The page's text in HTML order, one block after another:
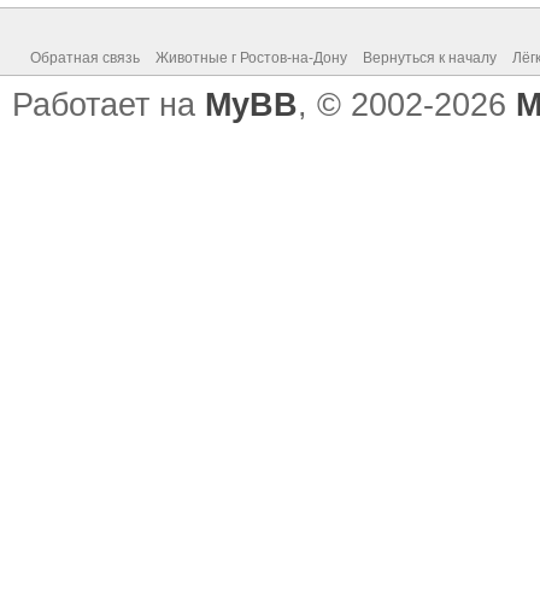
Обратная связь Животные г Ростов-на-Дону Вернуться к началу
Работает на MyBB, © 2002-2026